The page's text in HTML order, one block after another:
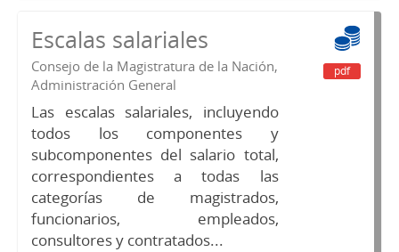
Escalas salariales
Consejo de la Magistratura de la Nación,
Administración General
Las escalas salariales, incluyendo
todos los componentes y
subcomponentes del salario total,
correspondientes a todas las
categorías de magistrados,
funcionarios, empleados,
consultores y contratados...
pdf